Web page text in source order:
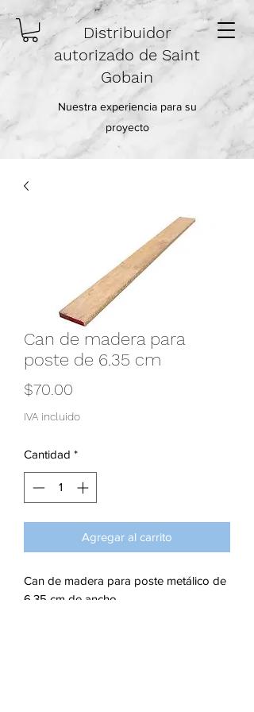
Distribuidor
autorizado de Saint
Gobain
Nuestra experiencia para su
proyecto
Can de madera para
poste de 6.35 cm
$70.00
IVA incluido
Cantidad *
Agregar al carrito
Can de madera para poste metálico de
6.35 cm de ancho